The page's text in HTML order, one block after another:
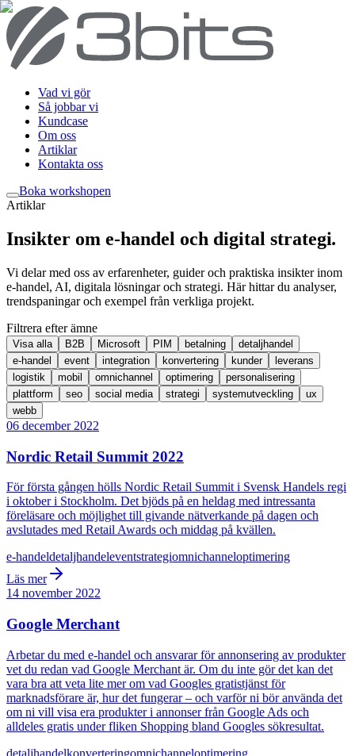
Vad vi gör
Så jobbar vi
Kundcase
Om oss
Artiklar
Kontakta oss
Boka workshopen
Artiklar
Insikter om e-handel och digital strategi.
Vi delar med oss av erfarenheter, guider och praktiska insikter inom
e-handel, AI, digitala lösningar och strategi. Här hittar du analyser,
trendspaningar och exempel från verkliga projekt.
Filtrera efter ämne
Visa alla B2B Microsoft PIM betalning
detaljhandel
e-handel
event integration konvertering kunder
leverans
logistik
mobil omnichannel optimering
personalisering
plattform
seo social media strategi systemutveckling
ux
webb
06 december 2022
Nordic Retail Summit 2022
För första gången hölls Nordic Retail Summit i Svensk Handels regi
i oktober i Stockholm. Det bjöds på en heldag med intressanta
föreläsare och möjlighet till givande nätverkande på dagen och
avslutades med Retail Awards och middag på kvällen.
e-handeldetaljhandeleventstrategiomnichanneloptimering
Läs mer
14 november 2022
Google Merchant
Arbetar du med e-handel och ansvarar för annonsering av produkter
vet du redan vad Google Merchant är. Om du inte gör det kan det
vara bra att veta lite mer om vad Googles gratistjänst för
marknadsförare är, hur det fungerar – och varför ni bör använda det
om ni vill visa era produkter i annonser från Google Ads och
alldeles gratis under fliken Shopping bland Googles sökresultat.
detaljhandelkonverteringomnichanneloptimering